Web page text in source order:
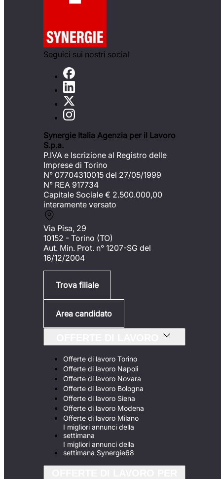
Seguici sui nostri social
Synergie Italia Agenzia per il Lavoro
S.p.a.
P.IVA e Iscrizione al Registro delle
Imprese di Torino
N° 07704310015 del 27/05/1999
N° REA 917734
Capitale Sociale € 2.500.000,00
interamente versato
Via Pisa, 29
10152 - Torino (TO)
Aut. Min. Prot. n° 1207-SG del
16/12/2004
Trova filiale
Area candidato
Offerte di lavoro Torino
Offerte di lavoro Napoli
Offerte di lavoro Novara
Offerte di lavoro Bologna
Offerte di lavoro Siena
Offerte di lavoro Modena
Offerte di lavoro Milano
I migliori annunci della
settimana
I migliori annunci della
settimana Synergie68